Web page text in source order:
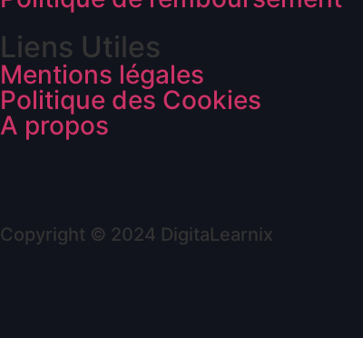
Liens Utiles
Mentions légales
Politique des Cookies
A propos
Copyright © 2024 DigitaLearnix